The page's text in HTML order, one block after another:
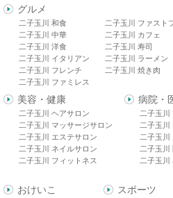
グルメ
二子玉川 和食
二子玉川 中華
二子玉川 洋食
二子玉川 イタリアン
二子玉川 フレンチ
二子玉川 ファミレス
二子玉川 ファスト
二子玉川 カフェ
二子玉川 寿司
二子玉川 ラーメン
二子玉川 焼き肉
美容・健康
二子玉川 ヘアサロン
二子玉川 マッサージサロン
二子玉川 エステサロン
二子玉川 ネイルサロン
二子玉川 フィットネス
病院・
二子玉川
二子玉川
二子玉川
二子玉川
二子玉川
おけいこ スポーツ